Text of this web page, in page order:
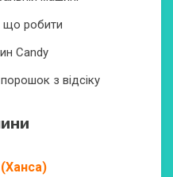
що робити
Candy
з відсіку